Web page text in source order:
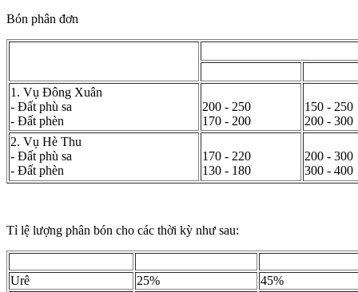
Bón phân đơn
1. Vụ Đông Xuân
- Đất phù sa
- Đất phèn
200 - 250
170 - 200
150 - 250
200 - 300
2. Vụ Hè Thu
- Đất phù sa
- Đất phèn
170 - 220
130 - 180
200 - 300
300 - 400
Tỉ lệ lượng phân bón cho các thời kỳ như sau:
Urê
25%
45%